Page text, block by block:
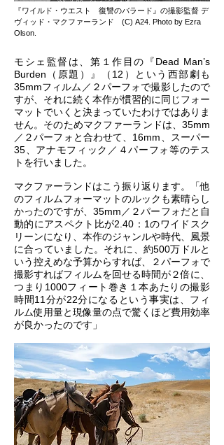
『ワイルド・ウエスト 復讐のバラード』の撮影監督 デ
ヴィッド・マクファーランド (C) A24. Photo by Ezra
Olson.
モシェ監督は、第１作目の『Dead Man’s
Burden（原題）』（12）という西部劇も
35mmフィルム／２パーフォで撮影したので
すが、それに続く本作が慣習的に同じフォー
マットでいくと決まっていたわけではありま
せん。そのためマクファーランドは、35mm
／２パーフォと合わせて、16mm、スーパー
35、アナモフィック／４パーフォ等のテス
トを行いました。
マクファーランドはこう振り返ります。「他
のフィルムフォーマットのルックも素晴らし
かったのですが、35mm／２パーフォだと自
動的にアスペクト比が2.40：1のワイドスク
リーンになり、本作のジャンルや時代、風景
に合っていました。それに、約500万ドルと
いう控えめな予算からすれば、２パーフォで
撮影すればフィルムを回せる時間が２倍に、
つまり1000フィート巻き１本あたりの撮影
時間11分が22分になるという事実は、フィ
ルム使用量と現像量の点で驚くほど費用効率
が良かったのです」